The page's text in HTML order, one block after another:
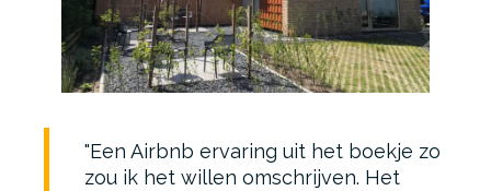
Een Airbnb ervaring uit het boekje zo
zou ik het willen omschrijven. Het